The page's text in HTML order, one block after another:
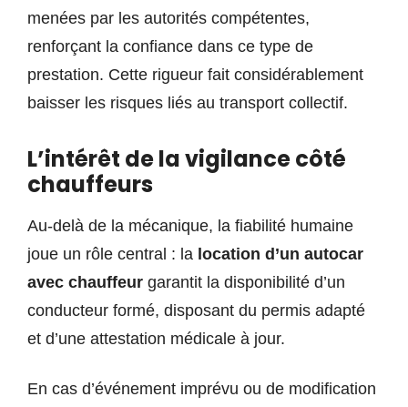
menées par les autorités compétentes,
renforçant la confiance dans ce type de
prestation. Cette rigueur fait considérablement
baisser les risques liés au transport collectif.
L’intérêt de la vigilance côté
chauffeurs
Au-delà de la mécanique, la fiabilité humaine
joue un rôle central : la location d’un autocar
avec chauffeur garantit la disponibilité d’un
conducteur formé, disposant du permis adapté
et d’une attestation médicale à jour.
En cas d’événement imprévu ou de modification